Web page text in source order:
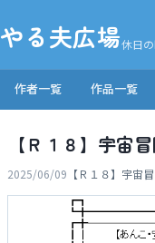
やる夫広場休日
作者一覧 作品一覧
【Ｒ１８】宇宙
2025/06/09 【Ｒ１８】宇宙